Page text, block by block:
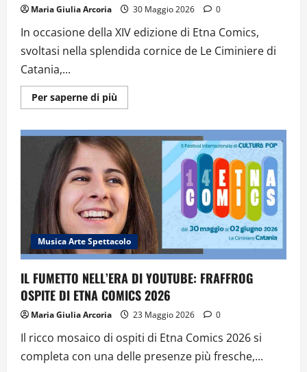
Maria Giulia Arcoria 30 Maggio 2026 0
In occasione della XIV edizione di Etna Comics,
svoltasi nella splendida cornice de Le Ciminiere di
Catania,...
Per saperne di piùUlteriori
informazioni
BARBIERI
A
CATANIA
OSPITE
DELLA
XIV
EDIZIONE
DI
ETNA
COMICS
–
VIDEO
Musica Arte Spettacolo
IL FUMETTO NELL’ERA DI YOUTUBE: FRAFFROG
OSPITE DI ETNA COMICS 2026
Maria Giulia Arcoria 23 Maggio 2026 0
Il ricco mosaico di ospiti di Etna Comics 2026 si
completa con una delle presenze più fresche,...